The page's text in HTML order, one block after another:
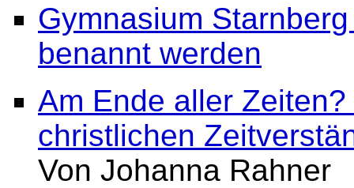
Gymnasium
benannt werden
Am Ende aller
christlichen
Von Johanna Rahner